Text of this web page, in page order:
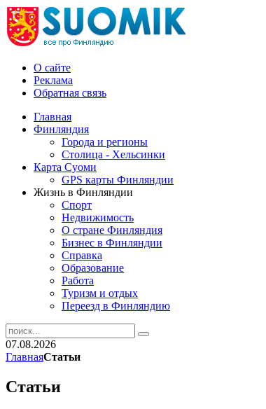
О сайте
Реклама
Обратная связь
Главная
Финляндия
Города и регионы
Столица - Хельсинки
Карта Суоми
GPS карты Финляндии
Жизнь в Финляндии
Спорт
Недвижимость
О стране Финляндия
Бизнес в Финляндии
Справка
Образование
Работа
Туризм и отдых
Переезд в Финляндию
07.08.2026
ГлавнаяСтатьи
Статьи